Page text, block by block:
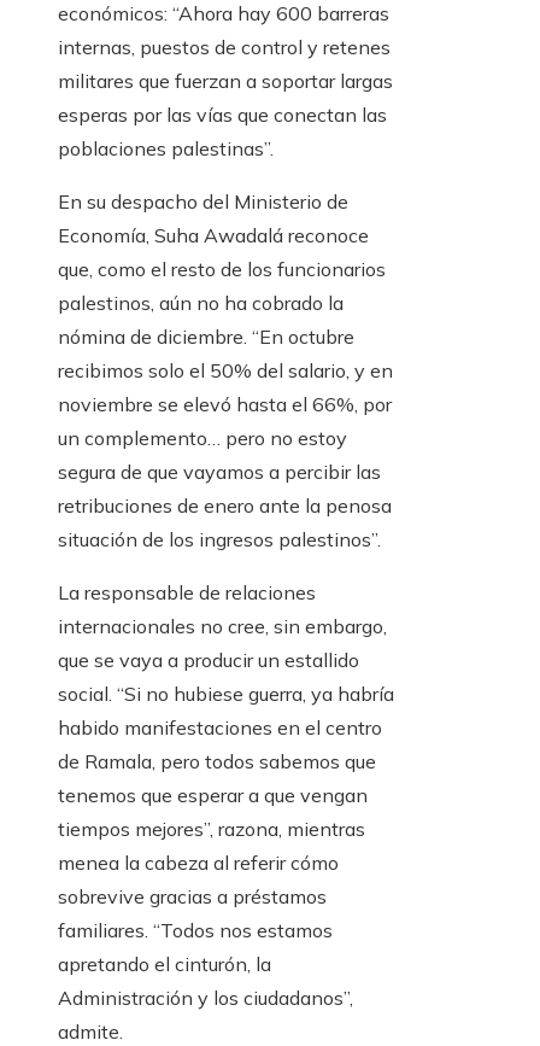
económicos: “Ahora hay 600 barreras
internas, puestos de control y retenes
militares que fuerzan a soportar largas
esperas por las vías que conectan las
poblaciones palestinas”.
En su despacho del Ministerio de
Economía, Suha Awadalá reconoce
que, como el resto de los funcionarios
palestinos, aún no ha cobrado la
nómina de diciembre. “En octubre
recibimos solo el 50% del salario, y en
noviembre se elevó hasta el 66%, por
un complemento… pero no estoy
segura de que vayamos a percibir las
retribuciones de enero ante la penosa
situación de los ingresos palestinos”.
La responsable de relaciones
internacionales no cree, sin embargo,
que se vaya a producir un estallido
social. “Si no hubiese guerra, ya habría
habido manifestaciones en el centro
de Ramala, pero todos sabemos que
tenemos que esperar a que vengan
tiempos mejores”, razona, mientras
menea la cabeza al referir cómo
sobrevive gracias a préstamos
familiares. “Todos nos estamos
apretando el cinturón, la
Administración y los ciudadanos”,
admite.